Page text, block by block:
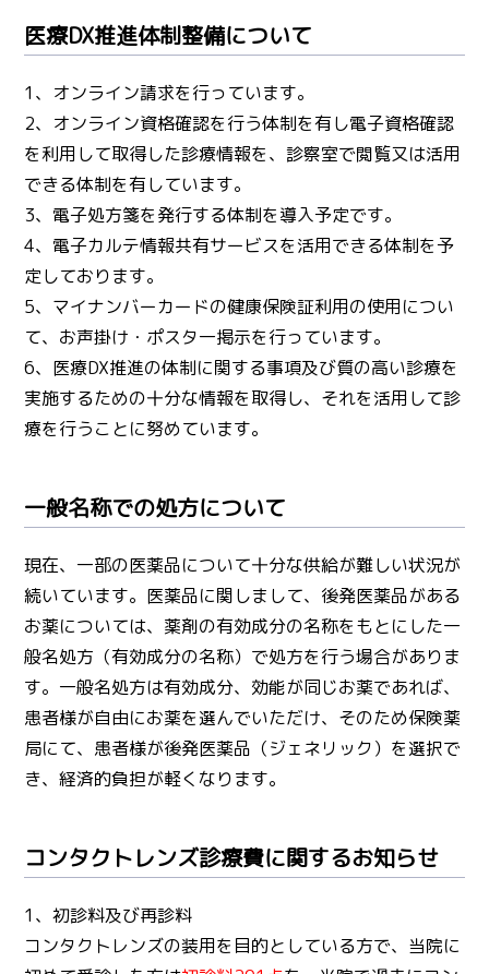
医療DX推進体制整備について
1、オンライン請求を行っています。
2、オンライン資格確認を行う体制を有し電子資格確認
を利用して取得した診療情報を、診察室で閲覧又は活用
できる体制を有しています。
3、電子処方箋を発行する体制を導入予定です。
4、電子カルテ情報共有サービスを活用できる体制を予
定しております。
5、マイナンバーカードの健康保険証利用の使用につい
て、お声掛け・ポスタ一掲示を行っています。
6、医療DX推進の体制に関する事項及び質の高い診療を
実施するための十分な情報を取得し、それを活用して診
療を行うことに努めています。
一般名称での処方について
現在、一部の医薬品について十分な供給が難しい状況が
続いています。医薬品に関しまして、後発医薬品がある
お薬については、薬剤の有効成分の名称をもとにした一
般名処方（有効成分の名称）で処方を行う場合がありま
す。一般名処方は有効成分、効能が同じお薬であれば、
患者様が自由にお薬を選んでいただけ、そのため保険薬
局にて、患者様が後発医薬品（ジェネリック）を選択で
き、経済的負担が軽くなります。
コンタクトレンズ診療費に関するお知らせ
1、初診料及び再診料
コンタクトレンズの装用を目的としている方で、当院に